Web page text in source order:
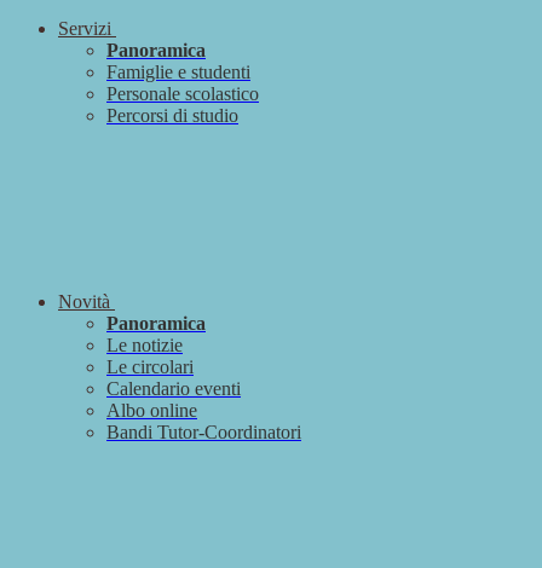
Servizi
Panoramica
Famiglie e studenti
Personale scolastico
Percorsi di studio
Novità
Panoramica
Le notizie
Le circolari
Calendario eventi
Albo online
Bandi Tutor-Coordinatori